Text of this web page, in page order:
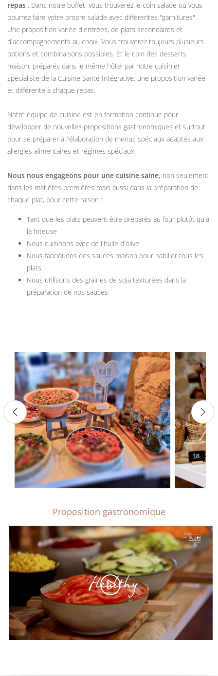
repas . Dans notre buffet, vous trouverez le coin salade où vous
pourrez faire votre propre salade avec différentes "garnitures".
Une proposition variée d'entrées, de plats secondaires et
d'accompagnements au choix. Vous trouverez toujours plusieurs
options et combinaisons possibles. Et le coin des desserts
maison, préparés dans le même hôtel par notre cuisinier
spécialiste de la Cuisine Santé Intégrative, une proposition variée
et différente à chaque repas.
Notre équipe de cuisine est en formation continue pour
développer de nouvelles propositions gastronomiques et surtout
pour se préparer à l'élaboration de menus spéciaux adaptés aux
allergies alimentaires et régimes spéciaux.
Nous nous engageons pour une cuisine saine, non seulement
dans les matières premières mais aussi dans la préparation de
chaque plat, pour cette raison :
Tant que les plats peuvent être préparés au four plutôt qu'à
la friteuse
Nous cuisinons avec de l'huile d'olive
Nous fabriquons des sauces maison pour habiller tous les
plats
Nous utilisons des graines de soja texturées dans la
préparation de nos sauces
Proposition gastronomique